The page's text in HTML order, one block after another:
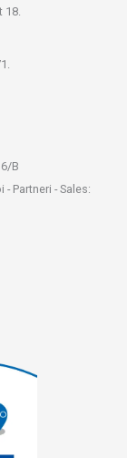
18.
B
Partneri - Sales: